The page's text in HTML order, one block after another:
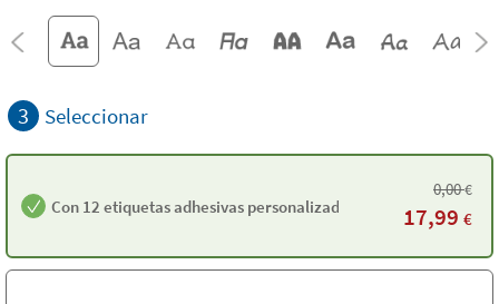
3 Seleccionar
Con 12 etiquetas adhesivas personalizadas
0,00€
17,99 €